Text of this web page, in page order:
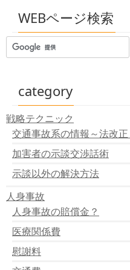
交通事故紛争処理センタ
その他の相談所
調停・訴訟
日弁連交通事故相談セン
WEBページ検索
category
戦略テクニック
交通事故系の情報～法改
加害者の示談交渉話術
示談以外の解決方法
人身事故
人身事故の賠償金？
医療関係費
慰謝料